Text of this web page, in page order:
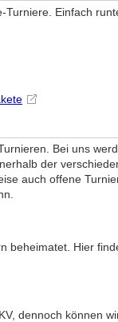
Einfach
Bei uns
der
auch offene
beheimatet. Hier
dennoch können